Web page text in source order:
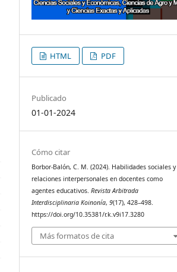
HTML PDF
Publicado
01-01-2024
Cómo citar
Borbor-Balón, C. M. (2024). Habilidades sociales y
relaciones interpersonales en docentes como
agentes educativos.Revista Arbitrada
Interdisciplinaria Koinonía,9(17), 428–498.
https://doi.org/10.35381/r.k.v9i17.3280
Más formatos de cita